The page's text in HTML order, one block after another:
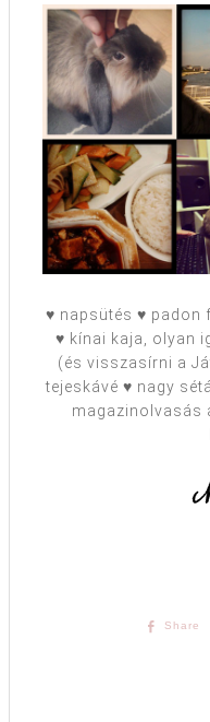
♥ napsütés ♥ padon
♥ kínai kaja, olyan
(és visszasírni a
tejeskávé ♥ nagy
magazinolvasás
Share